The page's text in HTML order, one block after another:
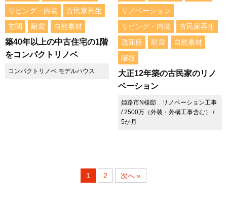
リビング・内装
古民家再生
玄関
耐震 自然素材
築40年以上の中古住宅の1階
をコンパクトリノベ
コンパクトリノベ モデルハウス
リノベーション
リビング・内装
古民家再生
洗面所
耐震
自然素材
階段
大正12年築の古民家のリノ
ベーション
姫路市N様邸 リノベーション工事
/ 2500万（外装・外構工事含む） /
5か月
1 2 次へ »